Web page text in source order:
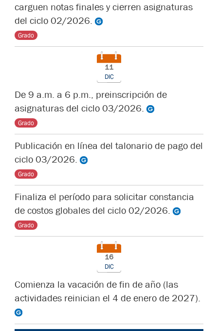
carguen notas finales y cierren asignaturas
del ciclo 02/2026.
Grado
11
DIC
De 9 a.m. a 6 p.m., preinscripción de
asignaturas del ciclo 03/2026.
Grado
Publicación en línea del talonario de pago del
ciclo 03/2026.
Grado
Finaliza el período para solicitar constancia
de costos globales del ciclo 02/2026.
Grado
16
DIC
Comienza la vacación de fin de año (las
actividades reinician el 4 de enero de 2027).